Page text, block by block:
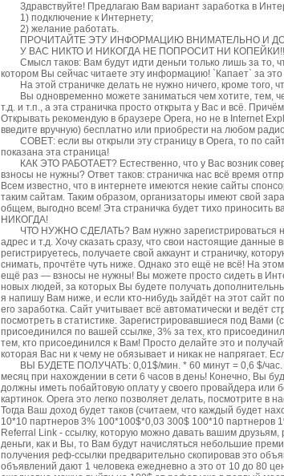
Здравствуйте! Предлагаю Вам вариант заработка в
1) подключение к Интернету;
2) желание работать.
ПРОЧИТАЙТЕ ЭТУ ИНФОРМАЦИЮ ВНИМАТЕЛЬНО И
У ВАС НИКТО И НИКОГДА НЕ ПОПРОСИТ НИ
Смысл таков: Вам будут идти деньги только лишь за то,
котором Вы сейчас читаете эту информацию! `Капает` за
На этой страничке делать не нужно ничего, кроме того,
Вы одновременно можете заниматься чем хотите, тем,
т.д. и т.п., а эта страничка просто открыта у Вас и всё.
Открывать рекомендую в браузере Opera, но не в Internet
введите вручную) бесплатно или приобрести на любом
СОВЕТ: если вы открыли эту страницу в Opera, то по
показана эта страница!
КАК ЭТО РАБОТАЕТ? Естественно, что у Вас возник
взносы не нужны? Ответ таков: страничка нас всё время
Всем известно, что в интернете имеются некие сайты
таким сайтам. Таким образом, организаторы имеют свой
общем, выгодно всем! Эта страничка будет тихо
НИКОГДА!
ЧТО НУЖНО СДЕЛАТЬ? Вам нужно зарегистрироваться на
адрес и т.д. Хочу сказать сразу, что свои настоящие
регистрируетесь, получаете свой аккаунт и страничку,
снимать, прочтёте чуть ниже. Однако это ещё не всё! На
ещё раз — взносы не нужны! Вы можете просто сидеть в
новых людей, за которых Вы будете получать
я напишу Вам ниже, и если кто-нибудь зайдёт на этот сайт
его заработка. Сайт учитывает всё автоматически и
посмотреть в статистике. Зарегистрировавшиеся под Вами
присоединился по вашей ссылке, 3% за тех, кто
тем, кто присоединился к Вам! Просто делайте это и
которая Вас ни к чему не обязывает и никак не напрягает.
ВЫ БУДЕТЕ ПОЛУЧАТЬ: 0,01$/мин. * 60 минут = 0,6 $/час.
месяц при нахождении в сети 6 часов в день! Конечно, Вы
должны иметь побайтовую оплату у своего провайдера или
картинок. Opera это легко позволяет делать, посмотрите
Тогда Ваш доход будет таков (считаем, что каждый будет
10*10 партнеров 3% 100*100$*0,03 300$ 100*10 партнеров
Referral Link - ссылку, которую можно давать вашим
деньги, как и Вы, то Вам будут начисляться небольшие
получения реф-ссылки предварительно скопировав это
объявлений дают 1 человека ежедневно а это от 10 до 80